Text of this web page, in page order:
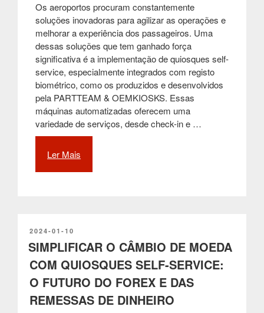
Os aeroportos procuram constantemente
soluções inovadoras para agilizar as operações e
melhorar a experiência dos passageiros. Uma
dessas soluções que tem ganhado força
significativa é a implementação de quiosques self-
service, especialmente integrados com registo
biométrico, como os produzidos e desenvolvidos
pela PARTTEAM & OEMKIOSKS. Essas
máquinas automatizadas oferecem uma
variedade de serviços, desde check-in e …
Ler Mais
Biométrico
estão
a
Transformar
as
PUBLICADO
EM
2024-01-10
SIMPLIFICAR O CÂMBIO DE MOEDA
COM QUIOSQUES SELF-SERVICE:
O FUTURO DO FOREX E DAS
REMESSAS DE DINHEIRO